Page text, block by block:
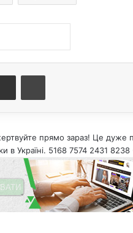
Поділитися електронною поштою
прямо зараз! Це дуже
в Україні. 5168 7574 2431